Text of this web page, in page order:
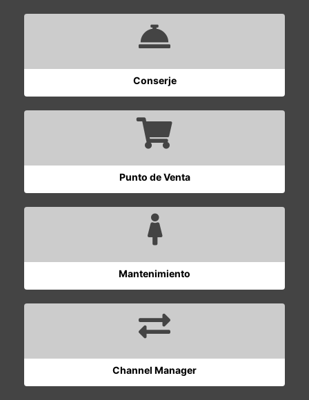
Conserje
Punto de Venta
Mantenimiento
Channel Manager